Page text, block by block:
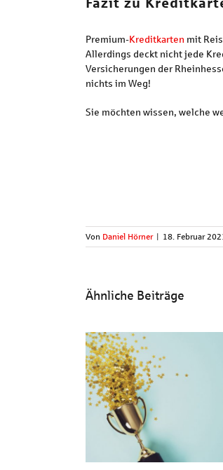
Premium-Kreditkarten mit
Allerdings deckt nicht jede
Versicherungen der
nichts im Weg!
Sie möchten wissen, welche
Von Daniel Hörner | 18. Februar
Ähnliche Beiträge